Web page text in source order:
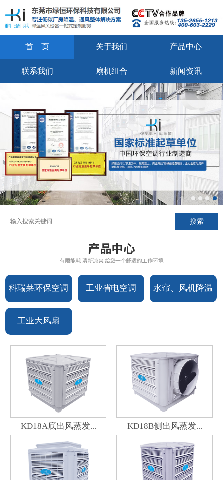
首 页 关于我们 产品中心
联系我们 扇机组合 新闻资讯
科瑞莱环保空调
设备
工业省电空调 水帘、风机降温
工业大风扇
KD18A底出风蒸发... KD18B侧出风蒸发...